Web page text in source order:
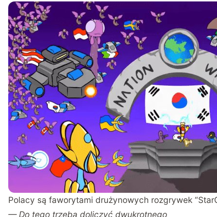
Polacy są faworytami drużynowych rozgrywek
— Do tego trzeba doliczyć dwukrotnego